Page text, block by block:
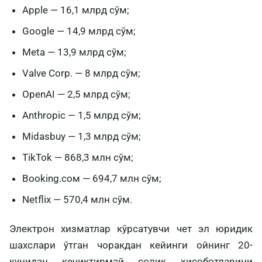
Apple — 16,1 млрд сўм;
Google — 14,9 млрд сўм;
Meta — 13,9 млрд сўм;
Valve Corp. — 8 млрд сўм;
OpenAI — 2,5 млрд сўм;
Anthropic — 1,5 млрд сўм;
Midasbuy — 1,3 млрд сўм;
TikTok — 868,3 млн сўм;
Вooking.сом — 694,7 млн сўм;
Netflix — 570,4 млн сўм.
Электрон хизматлар кўрсатувчи чет эл юридик
шахслари ўтган чоракдан кейинги ойнинг 20-